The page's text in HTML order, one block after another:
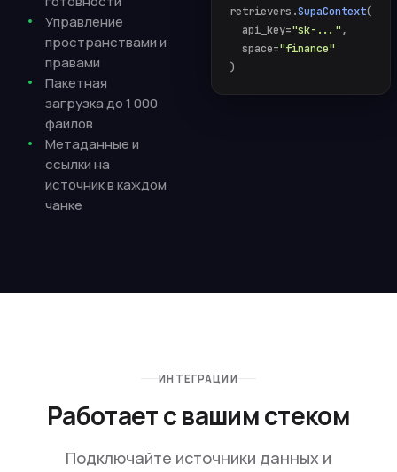
Управление
пространствами и
правами
Пакетная
загрузка до 1 000
файлов
Метаданные и
ссылки на
источник в каждом
чанке
retrievers.SupaContext(
api_key="sk-...",
space="finance"
)
ИНТЕГРАЦИИ
Работает с вашим стеком
Подключайте источники данных и